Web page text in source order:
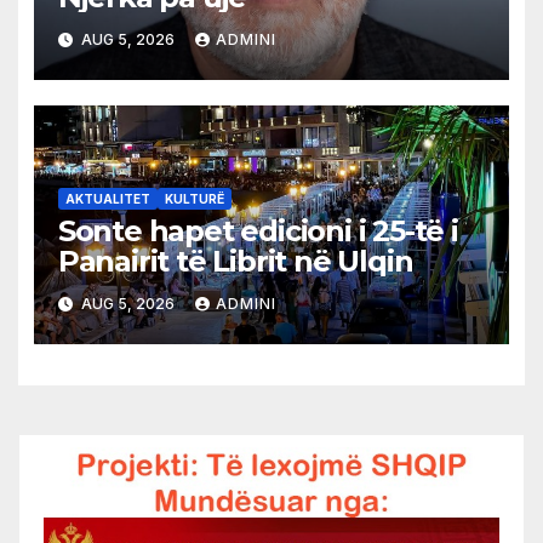
AUG 5, 2026 ADMINI
AKTUALITET KULTURË
Sonte hapet edicioni i 25-të i
Panairit të Librit në Ulqin
AUG 5, 2026 ADMINI